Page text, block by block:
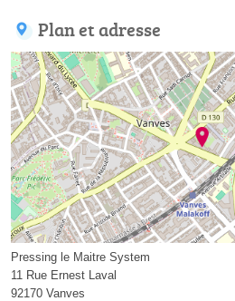
Plan et adresse
Pressing le Maitre System
11 Rue Ernest Laval
92170 Vanves